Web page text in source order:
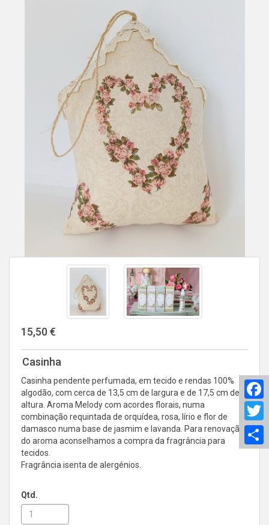
15,50 €
Casinha
Casinha pendente perfumada, em tecido e rendas 100%
algodão, com cerca de 13,5 cm de largura e de 17,5 cm de
altura. Aroma Melody com acordes florais, numa
combinação requintada de orquídea, rosa, lírio e flor de
damasco numa base de jasmim e lavanda. Para renovação
do aroma aconselhamos a compra da fragrância para
tecidos.
Fragrância isenta de alergénios.
Qtd.